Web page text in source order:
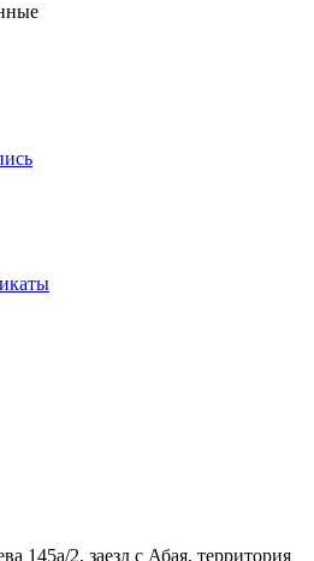
145а/2, заезд с Абая, территория